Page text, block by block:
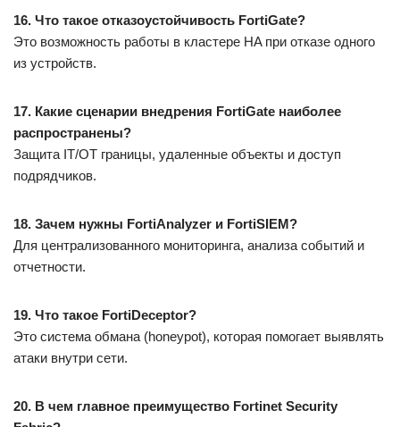
16. Что такое отказоустойчивость FortiGate?
Это возможность работы в кластере HA при отказе одного
из устройств.
17. Какие сценарии внедрения FortiGate наиболее
распространены?
Защита IT/OT границы, удаленные объекты и доступ
подрядчиков.
18. Зачем нужны FortiAnalyzer и FortiSIEM?
Для централизованного мониторинга, анализа событий и
отчетности.
19. Что такое FortiDeceptor?
Это система обмана (honeypot), которая помогает выявлять
атаки внутри сети.
20. В чем главное преимущество Fortinet Security